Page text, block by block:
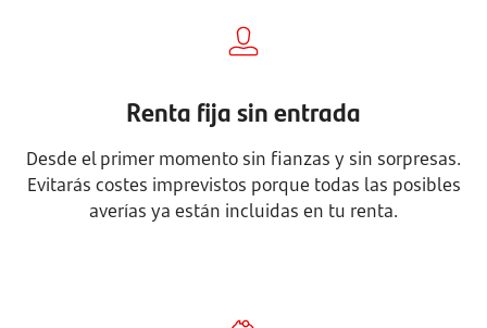
Renta fija sin entrada
Desde el primer momento sin fianzas y sin sorpresas.
Evitarás costes imprevistos porque todas las posibles
averías ya están incluidas en tu renta.